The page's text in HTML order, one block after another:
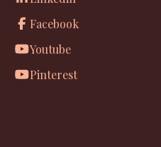
Facebook
Youtube
Pinterest